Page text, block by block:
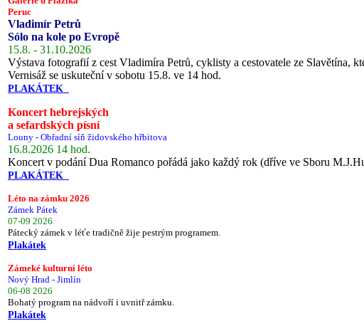
Peruc
Vladimír Petrů
Sólo na kole po Evropě
15.8. - 31.10.2026
Výstava fotografií z cest Vladimíra Petrů, cyklisty a cestovatele ze Slavětína,
Vernisáž se uskuteční v sobotu 15.8. ve 14 hod.
PLAKÁTEK
Koncert hebrejských
a sefardských písní
Louny - Obřadní síň židovského hřbitova
16.8.2026 14 hod.
Koncert v podání Dua Romanco pořádá jako každý rok (dříve ve Sboru
PLAKÁTEK
Léto na zámku 2026
Zámek Pátek
07-09 2026
Pátecký zámek v léťe tradičně žije pestrým programem.
Plakátek
Zámeké kulturní léto
Nový Hrad - Jimlín
06-08 2026
Bohatý program na nádvoří i uvnitř zámku.
Plakátek